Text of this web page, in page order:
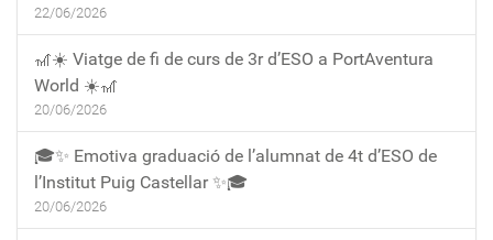
22/06/2026
🎢☀️ Viatge de fi de curs de 3r d’ESO a PortAventura
World ☀️🎢
20/06/2026
🎓✨ Emotiva graduació de l’alumnat de 4t d’ESO de
l’Institut Puig Castellar ✨🎓
20/06/2026